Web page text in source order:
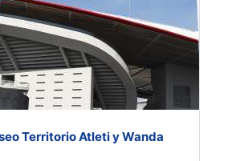
Territorio Atleti y Wanda